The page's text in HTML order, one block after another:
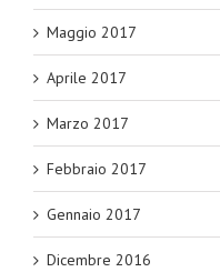
Maggio 2017
Aprile 2017
Marzo 2017
Febbraio 2017
Gennaio 2017
Dicembre 2016